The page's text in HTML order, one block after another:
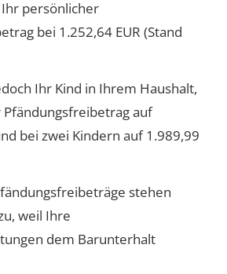
persönlicher
bei 1.252,64 EUR (Stand
Ihr Kind in Ihrem Haushalt,
auf
bei zwei Kindern auf 1.989,99
stehen
weil Ihre
dem Barunterhalt